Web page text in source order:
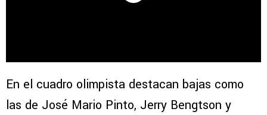
En el cuadro olimpista destacan bajas como
las de José Mario Pinto, Jerry Bengtson y